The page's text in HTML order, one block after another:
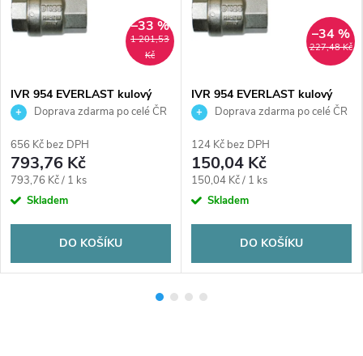
1 201,53
Kč
–33 %
IVR 954 EVERLAST kulový
kohout FF6/4", závitový,
poniklovaný
Doprava zdarma po celé ČR
656 Kč bez DPH
793,76 Kč
Měrná
cena:
793,76 Kč / 1 ks
Skladem
DO KOŠÍKU
227,48 Kč
–34 %
IVR 954 EVERLAST kulový
kohout FF1/2", závitový,
poniklovaný
Doprava zdarma po celé ČR
124 Kč bez DPH
150,04 Kč
Měrná
cena:
150,04 Kč / 1 ks
Skladem
DO KOŠÍKU